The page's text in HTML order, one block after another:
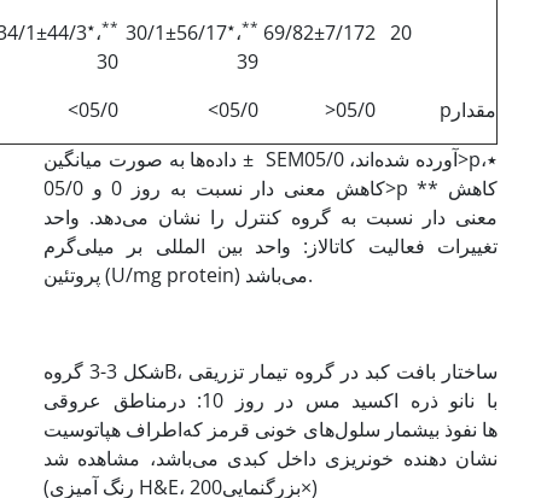
20
69/82±7/172
**،٭
56/17±30/1
39
**،٭
3±34/1
30
مقدارp
05/0<
05/0>
05/0>
داده‌ها به صورت میانگین ± SEMآورده شده‌اند، 05/0>p٭،
کاهش معنی دار نسبت به روز 0 و 05/0>p ** کاهش
معنی دار نسبت به گروه کنترل را نشان می‌دهد. واحد
تغییرات فعالیت کاتالاز: واحد بین المللی بر میلی‌گرم
پروتئین (U/mg protein) می‌باشد.
شکل 3-3 گروهB، ساختار بافت کبد در گروه تیمار تزریقی
با نانو ذره اکسید مس در روز 10: درمناطق عروقی
اطراف هپاتوسیت‎‌‌ها نفوذ بیشمار سلول‌های خونی قرمز که
نشان دهنده خونریزی داخل کبدی می‌باشد، مشاهده شد
(رنگ آمیزی H&E، بزرگنمایی200×)